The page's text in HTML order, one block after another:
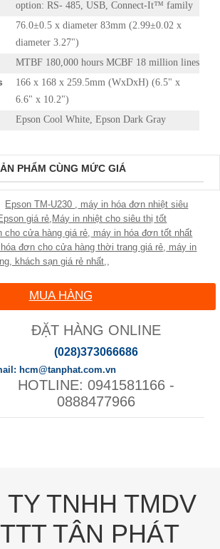
option: RS- 485, USB, Connect-It™ family
76.0±0.5 x diameter 83mm (2.99±0.02 x
diameter 3.27")
MTBF 180,000 hours MCBF 18 million lines
166 x 168 x 259.5mm (WxDxH) (6.5" x
6.6" x 10.2")
Epson Cool White, Epson Dark Gray
PHẨM CÙNG MỨC GIÁ
Epson TM-U230 , máy in hóa đơn nhiệt siêu
giá rẻ, Máy in nhiệt cho siêu thị tốt
cho cửa hàng giá rẻ, máy in hóa đơn tốt nhất
đơn cho cửa hàng thời trang giá rẻ, máy in
khách sạn giá rẻ nhất,,
MUA HÀNG
ĐẶT HÀNG ONLINE
(028)373066686
0941581166 -
0888477966
hcm@tanphat.com.vn
TY TNHH TMDV
TÂN PHÁT